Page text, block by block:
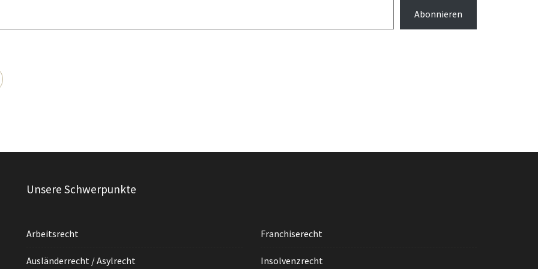
Abonnieren
Unsere Schwerpunkte
Arbeitsrecht
Ausländerrecht / Asylrecht
Franchiserecht
Insolvenzrecht